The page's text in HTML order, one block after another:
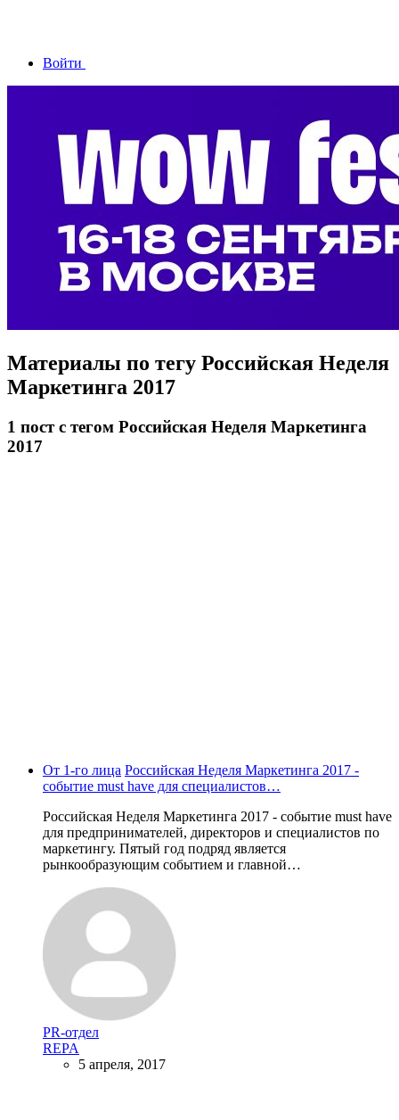
Войти
Материалы по тегу Российская Неделя
Маркетинга 2017
1 постс тегом Российская Неделя Маркетинга
2017
От 1-го лица Российская Неделя Маркетинга 2017 -
событие must have для специалистов…
Российская Неделя Маркетинга 2017 - событие must have
для предпринимателей, директоров и специалистов по
маркетингу. Пятый год подряд является
рынкообразующим событием и главной…
PR-отдел
REPA
5 апреля, 2017